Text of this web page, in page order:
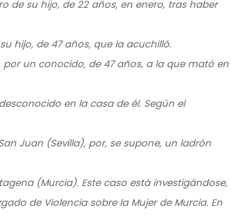
de su hijo, de 22 años, en enero, tras haber
hijo, de 47 años, que la acuchilló.
un conocido, de 47 años, a la que mató en
en la casa de él. Según el
Juan (Sevilla), por, se supone, un ladrón
(Murcia). Este caso está investigándose,
de Violencia sobre la Mujer de Murcia. En